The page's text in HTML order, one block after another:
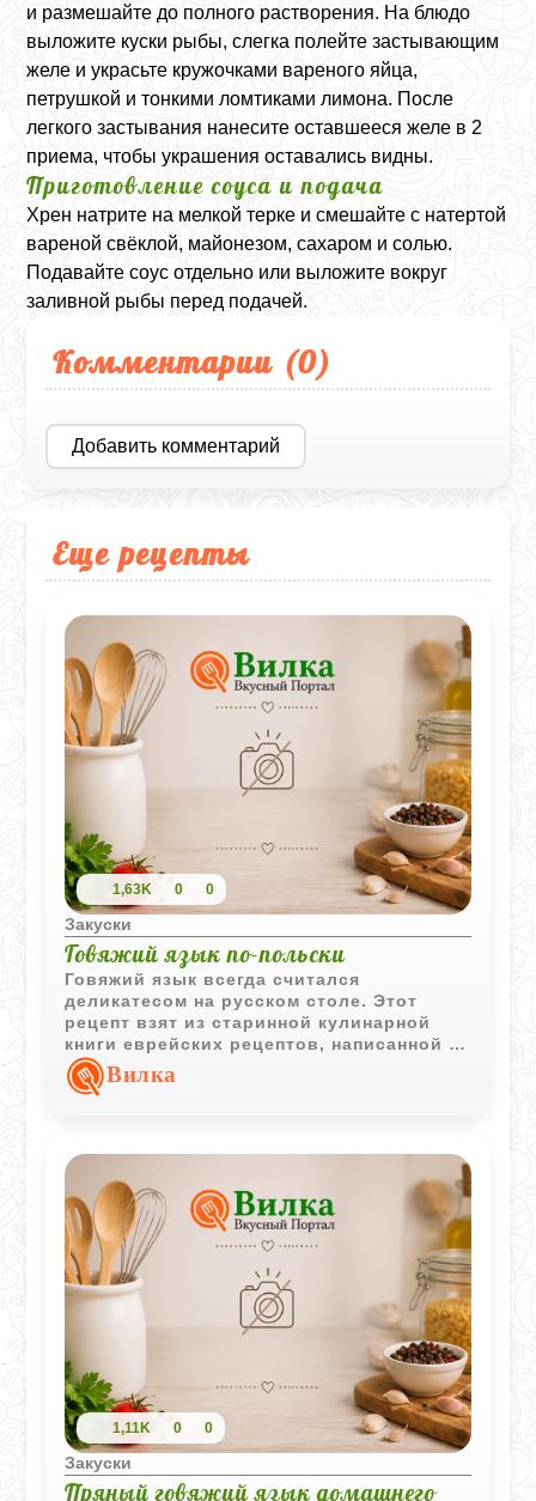
и размешайте до полного растворения. На блюдо
выложите куски рыбы, слегка полейте застывающим
желе и украсьте кружочками вареного яйца,
петрушкой и тонкими ломтиками лимона. После
легкого застывания нанесите оставшееся желе в 2
приема, чтобы украшения оставались видны.
Приготовление соуса и подача
Хрен натрите на мелкой терке и смешайте с натертой
вареной свёклой, майонезом, сахаром и солью.
Подавайте соус отдельно или выложите вокруг
заливной рыбы перед подачей.
Комментарии (0)
Добавить комментарий
Еще рецепты
1,63K 0 0
Закуски
Говяжий язык по-польски
Говяжий язык всегда считался
деликатесом на русском столе. Этот
рецепт взят из старинной кулинарной
книги еврейских рецептов, написанной на
старославянском языке.
Вилка
1,11K 0 0
Закуски
Пряный говяжий язык домашнего